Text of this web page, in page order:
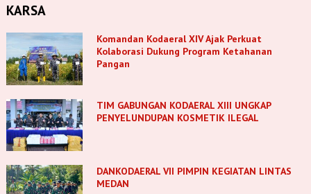
KARSA
Komandan Kodaeral XIV Ajak Perkuat
Kolaborasi Dukung Program Ketahanan
Pangan
TIM GABUNGAN KODAERAL XIII UNGKAP
PENYELUNDUPAN KOSMETIK ILEGAL
DANKODAERAL VII PIMPIN KEGIATAN LINTAS
MEDAN